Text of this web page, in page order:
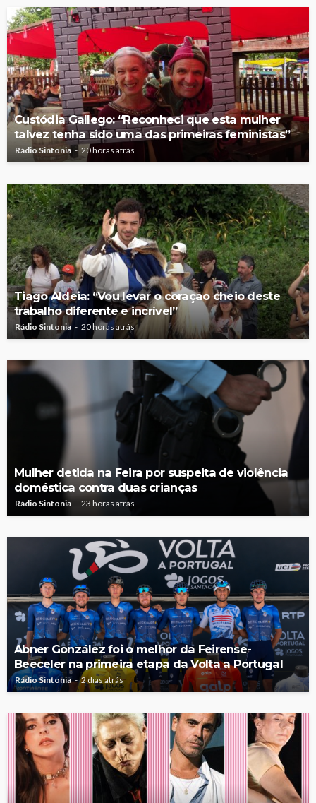
Custódia Gallego: “Reconheci que esta mulher
talvez tenha sido uma das primeiras feministas”
Rádio Sintonia 20 horas atrás
Tiago Aldeia: “Vou levar o coração cheio deste
trabalho diferente e incrível”
Rádio Sintonia 20 horas atrás
Mulher detida na Feira por suspeita de violência
doméstica contra duas crianças
Rádio Sintonia 23 horas atrás
Abner González foi o melhor da Feirense-
Beeceler na primeira etapa da Volta a Portugal
Rádio Sintonia 2 dias atrás